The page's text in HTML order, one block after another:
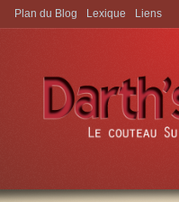
Aller à:
Plan du Blog Lexique Liens